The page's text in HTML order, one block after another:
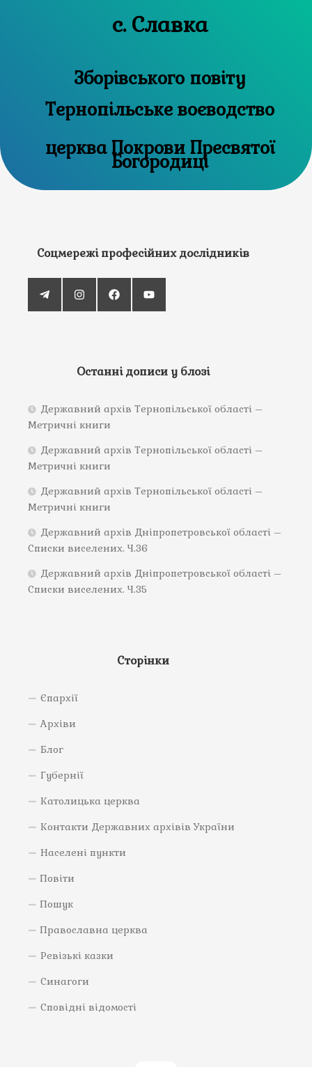
с. Славка
Зборівського повіту
Тернопільське воєводство
церква Покрови Пресвятої
Богородиці
Соцмережі професійних дослідників
Останні дописи у блозі
Державний архів Тернопільської області –
Метричні книги
Державний архів Тернопільської області –
Метричні книги
Державний архів Тернопільської області –
Метричні книги
Державний архів Дніпропетровської області –
Списки виселених. Ч.36
Державний архів Дніпропетровської області –
Списки виселених. Ч.35
Сторінки
Єпархії
Архіви
Блог
Губернії
Католицька церква
Контакти Державних архівів України
Населені пункти
Повіти
Пошук
Православна церква
Ревізькі казки
Синагоги
Сповідні відомості